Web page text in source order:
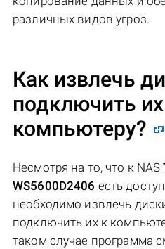
различных видов угроз.
Как извлечь
подключить
компьютеру?
Несмотря на то, что к NAS
WS5600D2406 есть
необходимо извлечь
подключить их к
таком случае программа